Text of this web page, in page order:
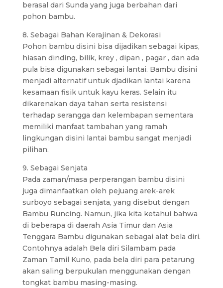
berasal dari Sunda yang juga berbahan dari
pohon bambu.
8. Sebagai Bahan Kerajinan & Dekorasi
Pohon bambu disini bisa dijadikan sebagai kipas,
hiasan dinding, bilik, krey , dipan , pagar , dan ada
pula bisa digunakan sebagai lantai. Bambu disini
menjadi alternatif untuk djadikan lantai karena
kesamaan fisik untuk kayu keras. Selain itu
dikarenakan daya tahan serta resistensi
terhadap serangga dan kelembapan sementara
memiliki manfaat tambahan yang ramah
lingkungan disini lantai bambu sangat menjadi
pilihan.
9. Sebagai Senjata
Pada zaman/masa perperangan bambu disini
juga dimanfaatkan oleh pejuang arek-arek
surboyo sebagai senjata, yang disebut dengan
Bambu Runcing. Namun, jika kita ketahui bahwa
di beberapa di daerah Asia Timur dan Asia
Tenggara Bambu digunakan sebagai alat bela diri.
Contohnya adalah Bela diri Silambam pada
Zaman Tamil Kuno, pada bela diri para petarung
akan saling berpukulan menggunakan dengan
tongkat bambu masing-masing.